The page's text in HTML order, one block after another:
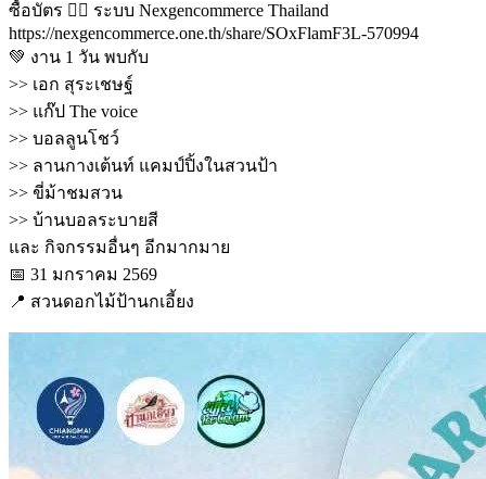
ซื้อบัตร 👉🏻 ระบบ Nexgencommerce Thailand
https://nexgencommerce.one.th/share/SOxFlamF3L-570994
💚 งาน 1 วัน พบกับ
>> เอก สุระเชษฐ์
>> แก๊ป The voice
>> บอลลูนโชว์
>> ลานกางเต้นท์ แคมป์ปิ้งในสวนป้า
>> ขี่ม้าชมสวน
>> บ้านบอลระบายสี
และ กิจกรรมอื่นๆ อีกมากมาย
📅 31 มกราคม 2569
📍 สวนดอกไม้ป้านกเอี้ยง